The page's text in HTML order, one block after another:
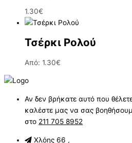
1.30€
Τσέρκι Ρολού
Από: 1.30€
Αν δεν βρήκατε αυτό που
καλέστε μας να σας
στο 211 705 8952
Χλόης 66 ,